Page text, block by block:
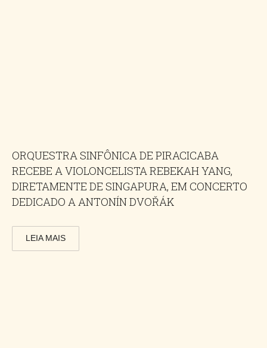
ORQUESTRA SINFÔNICA DE PIRACICABA
RECEBE A VIOLONCELISTA REBEKAH YANG,
DIRETAMENTE DE SINGAPURA, EM CONCERTO
DEDICADO A ANTONÍN DVOŘÁK
LEIA MAIS